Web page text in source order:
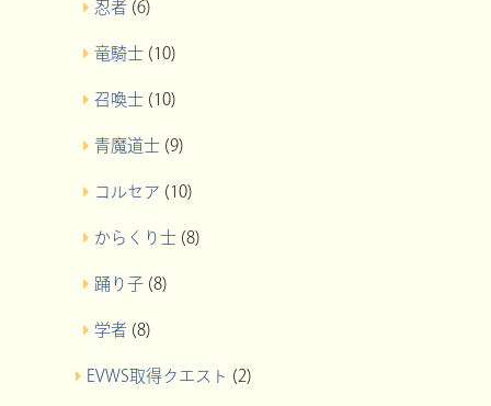
忍者 (6)
竜騎士 (10)
召喚士 (10)
青魔道士 (9)
コルセア (10)
からくり士 (8)
踊り子 (8)
学者 (8)
EVWS取得クエスト (2)